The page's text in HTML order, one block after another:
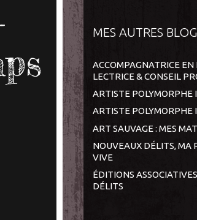
MES AUTRES
ACCOMPAGNATRICE EN
LECTRICE & CONSEIL
ARTISTE POLYMORPHE I
ARTISTE POLYMORPHE
ART SAUVAGE : MES
NOUVEAUX DÉLITS, MA
VIVE
ÉDITIONS
DÉLITS